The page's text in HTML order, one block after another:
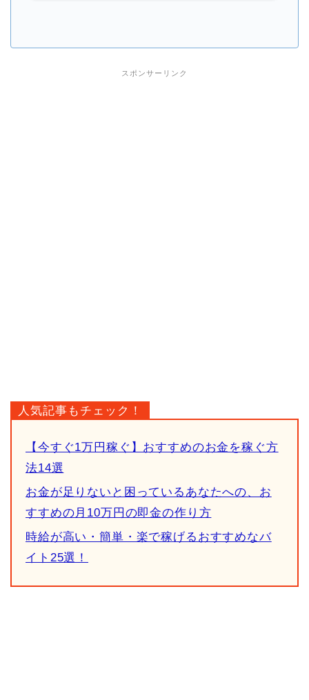
スポンサーリンク
人気記事もチェック！
【今すぐ1万円稼ぐ】おすすめのお金を稼ぐ方
法14選
お金が足りないと困っているあなたへの、お
すすめの月10万円の即金の作り方
時給が高い・簡単・楽で稼げるおすすめなバ
イト25選！